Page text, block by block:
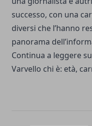
successo, con una
diversi che l’hanno
panorama
Continua a leggere su
Varvello chi è: età,